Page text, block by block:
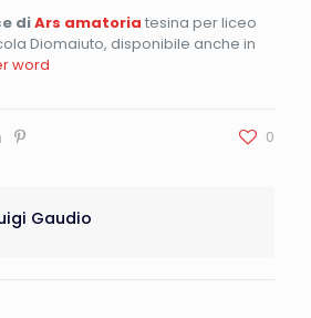
diArs amatoria tesina per liceo
Diomaiuto, disponibile anche in
word
0
Gaudio